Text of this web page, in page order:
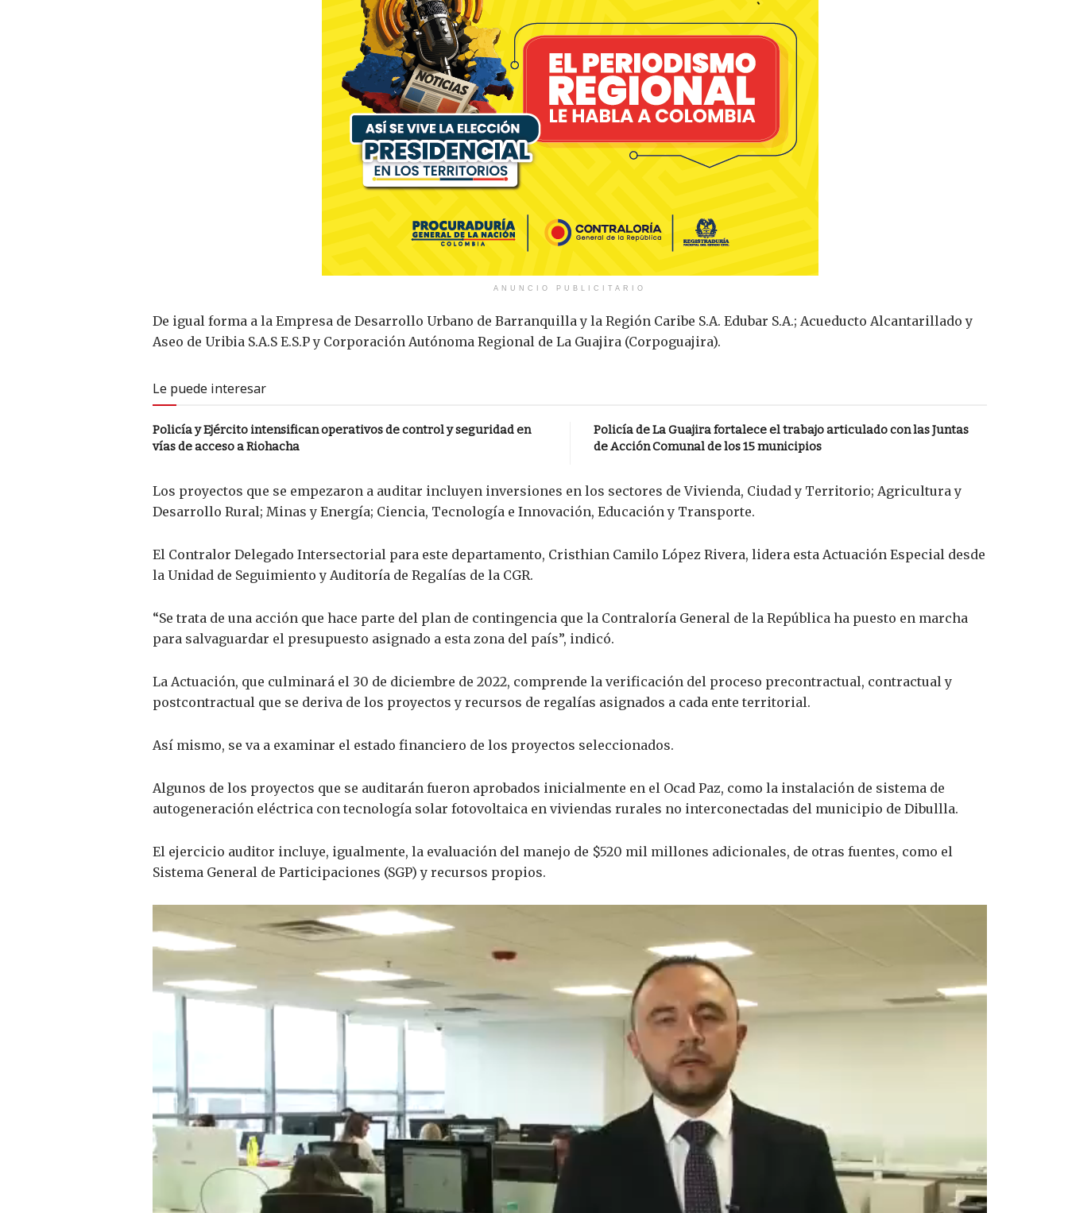
ANUNCIO PUBLICITARIO
De igual forma a la Empresa de Desarrollo Urbano de Barranquilla y la Región Caribe S.A. Edubar S.A.; Acueducto Alcantarillado y
Aseo de Uribia S.A.S E.S.P y Corporación Autónoma Regional de La Guajira (Corpoguajira).
Le puede interesar
Policía y Ejército intensifican operativos de control y seguridad en
vías de acceso a Riohacha
Policía de La Guajira fortalece el trabajo articulado con las Juntas
de Acción Comunal de los 15 municipios
Los proyectos que se empezaron a auditar incluyen inversiones en los sectores de Vivienda, Ciudad y Territorio; Agricultura y
Desarrollo Rural; Minas y Energía; Ciencia, Tecnología e Innovación, Educación y Transporte.
El Contralor Delegado Intersectorial para este departamento, Cristhian Camilo López Rivera, lidera esta Actuación Especial desde
la Unidad de Seguimiento y Auditoría de Regalías de la CGR.
“Se trata de una acción que hace parte del plan de contingencia que la Contraloría General de la República ha puesto en marcha
para salvaguardar el presupuesto asignado a esta zona del país”, indicó.
La Actuación, que culminará el 30 de diciembre de 2022, comprende la verificación del proceso precontractual, contractual y
postcontractual que se deriva de los proyectos y recursos de regalías asignados a cada ente territorial.
Así mismo, se va a examinar el estado financiero de los proyectos seleccionados.
Algunos de los proyectos que se auditarán fueron aprobados inicialmente en el Ocad Paz, como la instalación de sistema de
autogeneración eléctrica con tecnología solar fotovoltaica en viviendas rurales no interconectadas del municipio de Dibullla.
El ejercicio auditor incluye, igualmente, la evaluación del manejo de $520 mil millones adicionales, de otras fuentes, como el
Sistema General de Participaciones (SGP) y recursos propios.